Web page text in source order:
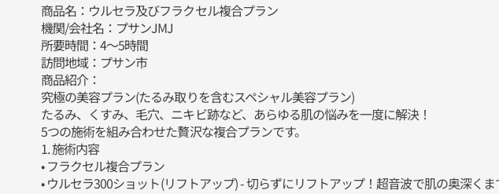
商品名：ウルセラ及びフラクセル複合プラン
機関/会社名：プサンJMJ
所要時間：4～5時間
訪問地域：プサン市
商品紹介：
究極の美容プラン(たるみ取りを含むスペシャル美容プラン)
たるみ、くすみ、毛穴、ニキビ跡など、あらゆる肌の悩みを一度に解決！
5つの施術を組み合わせた贅沢な複合プランです。
1. 施術内容
• フラクセル複合プラン
• ウルセラ300ショット(リフトアップ) - 切らずにリフトアップ！超音波で肌の奥深く